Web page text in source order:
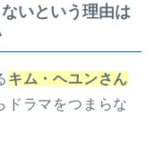
いという理由は
キム・ヘユンさん
ドラマをつまらな